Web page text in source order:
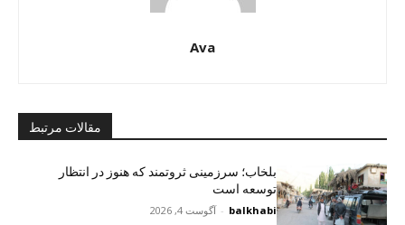
Ava
مقالات مرتبط
بلخاب؛ سرزمینی ثروتمند که هنوز در انتظار
توسعه است
balkhabi
- آگوست 4, 2026